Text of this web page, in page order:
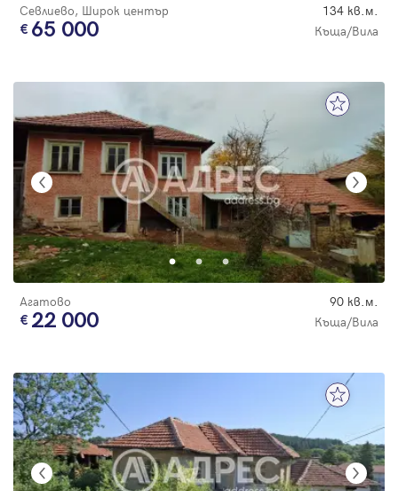
Севлиево, Широк център 134 кв.м.
65 000 Къща/Вила
Агатово 90 кв.м.
22 000 Къща/Вила